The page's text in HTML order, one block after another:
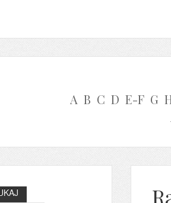
A B C D E-F G